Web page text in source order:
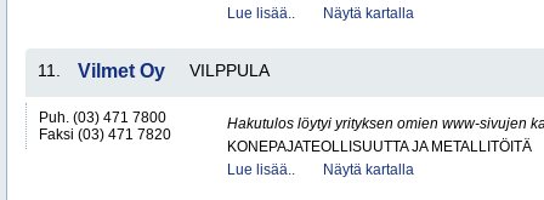
Lue lisää..
Näytä kartalla
11. Vilmet Oy VILPPULA
Puh. (03) 471 7800
Faksi (03) 471 7820
Hakutulos löytyi yrityksen omien www-sivujen
KONEPAJATEOLLISUUTTA JA METALLITÖITÄ
Lue lisää..
Näytä kartalla